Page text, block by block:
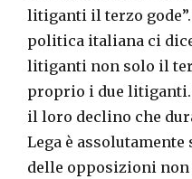
litiganti il terzo gode”.
politica italiana ci
litiganti non solo il
proprio i due litiganti.
il loro declino che
Lega è
delle opposizioni non